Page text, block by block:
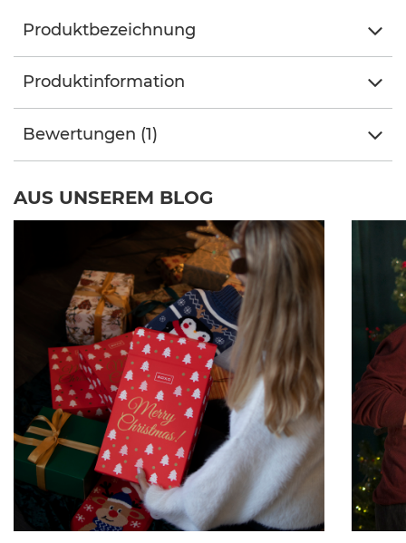
Produktbezeichnung
Produktinformation
Bewertungen (1)
AUS UNSEREM BLOG